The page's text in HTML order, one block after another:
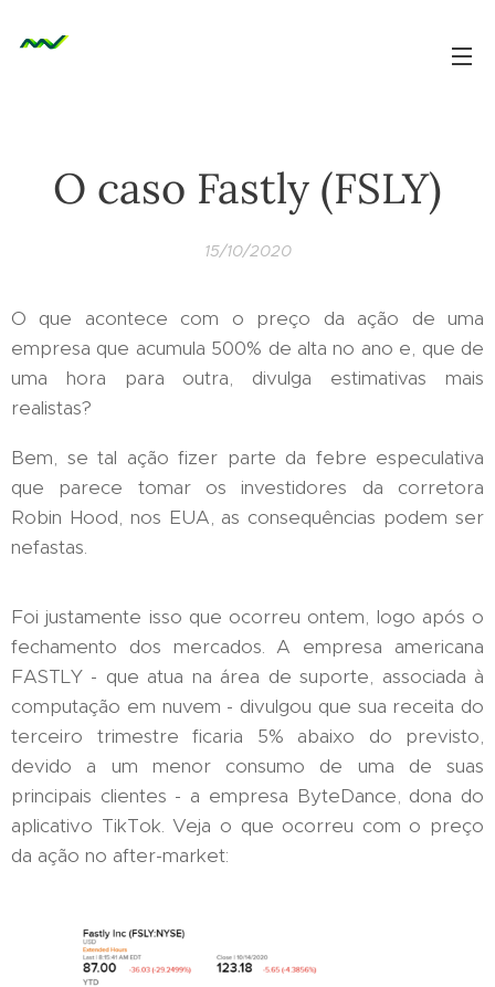
O caso Fastly (FSLY)
15/10/2020
O que acontece com o preço da ação de uma
empresa que acumula 500% de alta no ano e, que de
uma hora para outra, divulga estimativas mais
realistas?
Bem, se tal ação fizer parte da febre especulativa
que parece tomar os investidores da corretora
Robin Hood, nos EUA, as consequências podem ser
nefastas.
Foi justamente isso que ocorreu ontem, logo após o
fechamento dos mercados. A empresa americana
FASTLY - que atua na área de suporte, associada à
computação em nuvem - divulgou que sua receita do
terceiro trimestre ficaria 5% abaixo do previsto,
devido a um menor consumo de uma de suas
principais clientes - a empresa ByteDance, dona do
aplicativo TikTok. Veja o que ocorreu com o preço
da ação no after-market: